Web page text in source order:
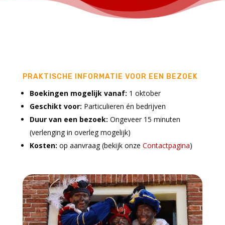
PRAKTISCHE INFORMATIE VOOR EEN BEZOEK
Boekingen mogelijk vanaf: 1 oktober
Geschikt voor: Particulieren én bedrijven
Duur van een bezoek: Ongeveer 15 minuten
(verlenging in overleg mogelijk)
Kosten: op aanvraag (bekijk onze Contactpagina)